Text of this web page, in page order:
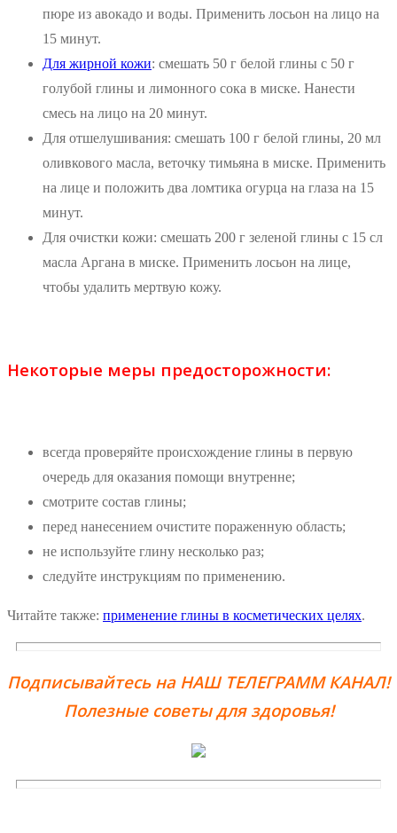
пюре из авокадо и воды. Применить лосьон на лицо на
15 минут.
Для жирной кожи: смешать 50 г белой глины с 50 г
голубой глины и лимонного сока в миске. Нанести
смесь на лицо на 20 минут.
Для отшелушивания: смешать 100 г белой глины, 20 мл
оливкового масла, веточку тимьяна в миске. Применить
на лице и положить два ломтика огурца на глаза на 15
минут.
Для очистки кожи: смешать 200 г зеленой глины с 15 сл
масла Аргана в миске. Применить лосьон на лице,
чтобы удалить мертвую кожу.
Некоторые меры предосторожности:
всегда проверяйте происхождение глины в первую
очередь для оказания помощи внутренне;
смотрите состав глины;
перед нанесением очистите пораженную область;
не используйте глину несколько раз;
следуйте инструкциям по применению.
Читайте также: применение глины в косметических целях.
Подписывайтесь на НАШ ТЕЛЕГРАММ КАНАЛ!
Полезные советы для здоровья!